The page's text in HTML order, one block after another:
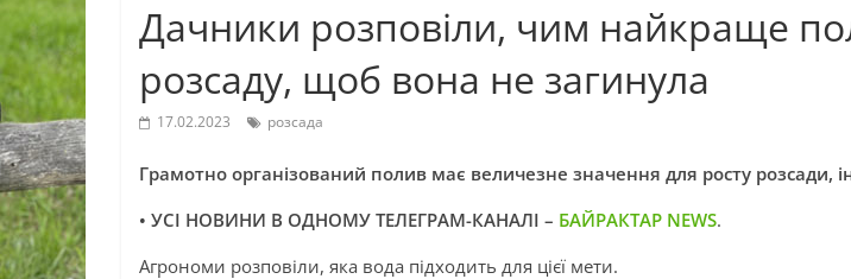
Дачники розповіли, чим найкраще
розсаду, щоб вона не загинула
17.02.2023 розсада
Грамотно організований полив має величезне значення для росту розсади,
• УСІ НОВИНИ В ОДНОМУ ТЕЛЕГРАМ-КАНАЛІ – БАЙРАКТАР NEWS.
Агрономи розповіли, яка вода підходить для цієї мети.